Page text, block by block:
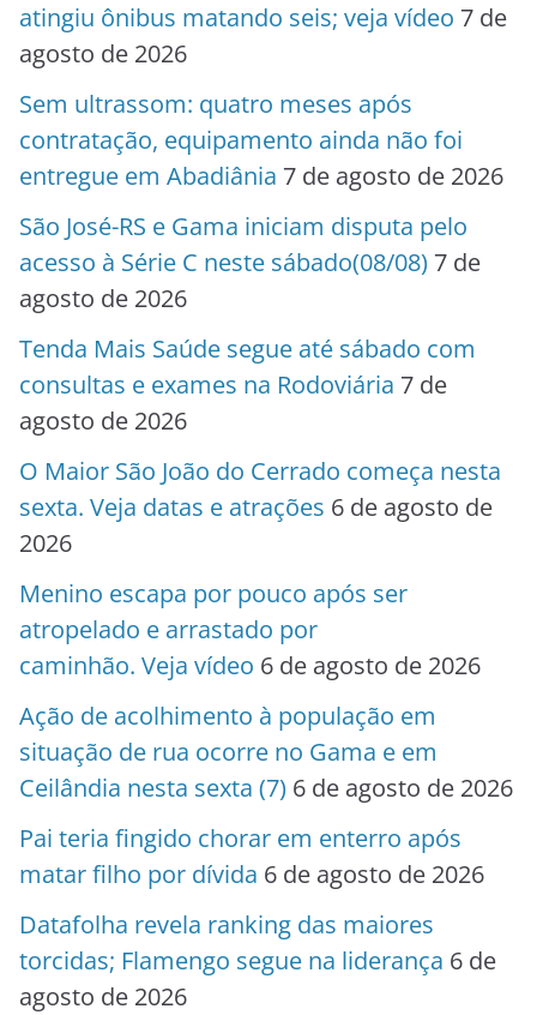
atingiu ônibus matando seis; veja vídeo 7 de
agosto de 2026
Sem ultrassom: quatro meses após
contratação, equipamento ainda não foi
entregue em Abadiânia 7 de agosto de 2026
São José-RS e Gama iniciam disputa pelo
acesso à Série C neste sábado(08/08) 7 de
agosto de 2026
Tenda Mais Saúde segue até sábado com
consultas e exames na Rodoviária 7 de
agosto de 2026
O Maior São João do Cerrado começa nesta
sexta. Veja datas e atrações 6 de agosto de
2026
Menino escapa por pouco após ser
atropelado e arrastado por
caminhão. Veja vídeo 6 de agosto de 2026
Ação de acolhimento à população em
situação de rua ocorre no Gama e em
Ceilândia nesta sexta (7) 6 de agosto de 2026
Pai teria fingido chorar em enterro após
matar filho por dívida 6 de agosto de 2026
Datafolha revela ranking das maiores
torcidas; Flamengo segue na liderança 6 de
agosto de 2026